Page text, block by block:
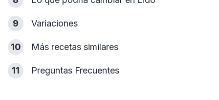
9 Variaciones
10 Más recetas similares
11 Preguntas Frecuentes